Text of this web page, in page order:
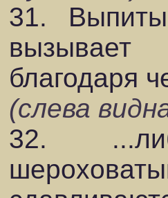
31.
благодаря
(слева
32.